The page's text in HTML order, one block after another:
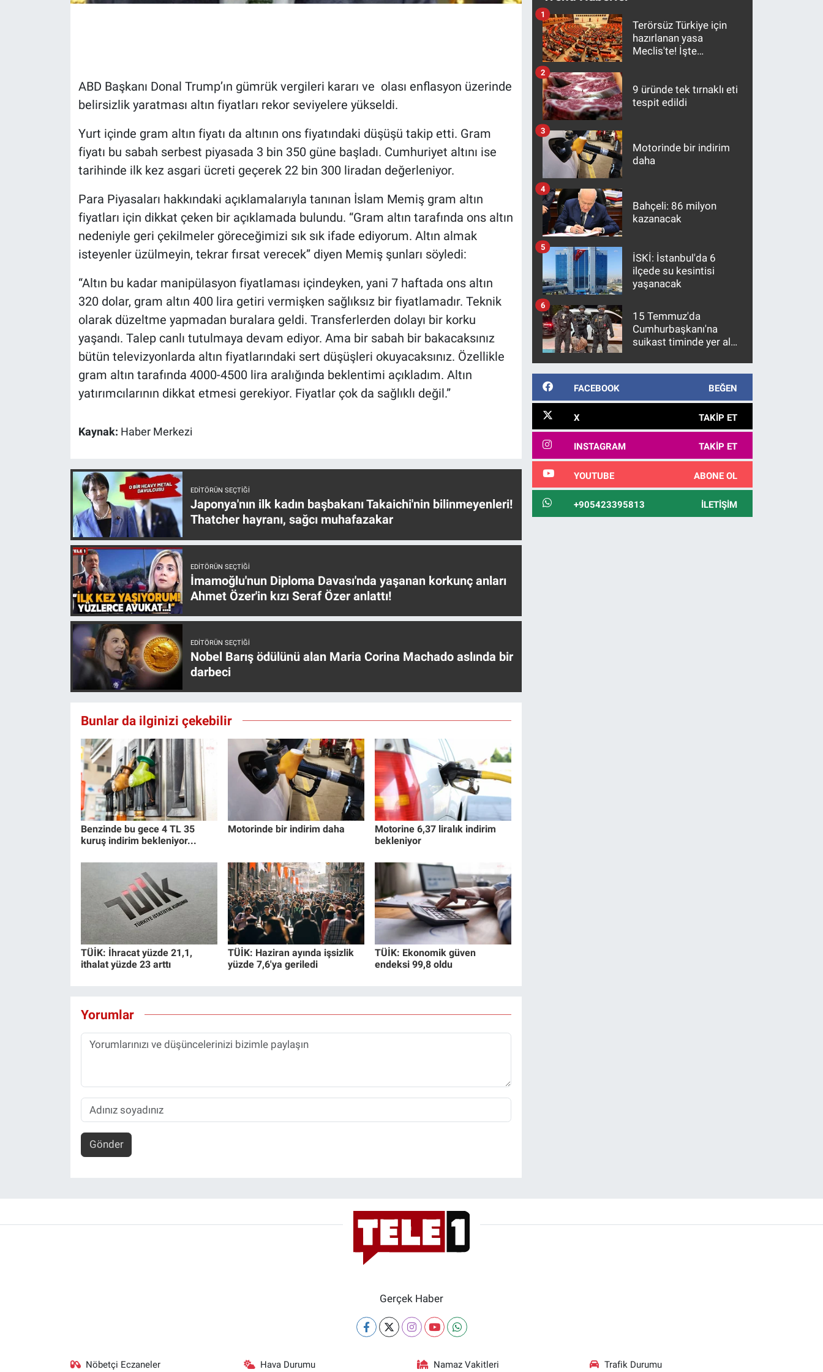
ABD Başkanı Donal Trump’ın gümrük vergileri kararı ve olası enflasyon üzerinde
belirsizlik yaratması altın fiyatları rekor seviyelere yükseldi.
Yurt içinde gram altın fiyatı da altının ons fiyatındaki düşüşü takip etti. Gram
fiyatı bu sabah serbest piyasada 3 bin 350 güne başladı. Cumhuriyet altını ise
tarihinde ilk kez asgari ücreti geçerek 22 bin 300 liradan değerleniyor.
Para Piyasaları hakkındaki açıklamalarıyla tanınan İslam Memiş gram altın
fiyatları için dikkat çeken bir açıklamada bulundu. “Gram altın tarafında ons altın
nedeniyle geri çekilmeler göreceğimizi sık sık ifade ediyorum. Altın almak
isteyenler üzülmeyin, tekrar fırsat verecek” diyen Memiş şunları söyledi:
“Altın bu kadar manipülasyon fiyatlaması içindeyken, yani 7 haftada ons altın
320 dolar, gram altın 400 lira getiri vermişken sağlıksız bir fiyatlamadır. Teknik
olarak düzeltme yapmadan buralara geldi. Transferlerden dolayı bir korku
yaşandı. Talep canlı tutulmaya devam ediyor. Ama bir sabah bir bakacaksınız
bütün televizyonlarda altın fiyatlarındaki sert düşüşleri okuyacaksınız. Özellikle
gram altın tarafında 4000-4500 lira aralığında beklentimi açıkladım. Altın
yatırımcılarının dikkat etmesi gerekiyor. Fiyatlar çok da sağlıklı değil.”
Kaynak: Haber Merkezi
EDITÖRÜN SEÇTIĞI
Japonya'nın ilk kadın başbakanı Takaichi'nin bilinmeyenleri!
Thatcher hayranı, sağcı muhafazakar
EDITÖRÜN SEÇTIĞI
İmamoğlu'nun Diploma Davası'nda yaşanan korkunç anları
Ahmet Özer'in kızı Seraf Özer anlattı!
EDITÖRÜN SEÇTIĞI
Nobel Barış ödülünü alan Maria Corina Machado aslında bir
darbeci
Bunlar da ilginizi çekebilir
Benzinde bu gece 4 TL 35
kuruş indirim bekleniyor...
Motorinde bir indirim daha
Motorine 6,37 liralık indirim
bekleniyor
TÜİK: İhracat yüzde 21,1,
ithalat yüzde 23 arttı
TÜİK: Haziran ayında işsizlik
yüzde 7,6'ya geriledi
TÜİK: Ekonomik güven
endeksi 99,8 oldu
Yorumlar
Gönder
Terörsüz Türkiye için
hazırlanan yasa
Meclis'te! İşte
1
9 üründe tek tırnaklı eti
tespit edildi
2
Motorinde bir indirim
daha
3
Bahçeli: 86 milyon
kazanacak
4
İSKİ: İstanbul'da 6
ilçede su kesintisi
yaşanacak
5
15 Temmuz'da
Cumhurbaşkanı'na
suikast timinde yer alan
10 yıl sonra yakalandı
6
FACEBOOK BEĞEN
X TAKIP ET
INSTAGRAM TAKIP ET
YOUTUBE ABONE OL
+905423395813 İLETIŞIM
Gerçek Haber
Nöbetçi Eczaneler Hava Durumu Namaz Vakitleri Trafik Durumu
Kültür Sanat
Ne demişti
Programlar
Teknoloji
Türkiye'nin Geleceği
Türkiye'nin Gündemi
Yerel Gündem
Yerel Yaşam
Canlı Yayın